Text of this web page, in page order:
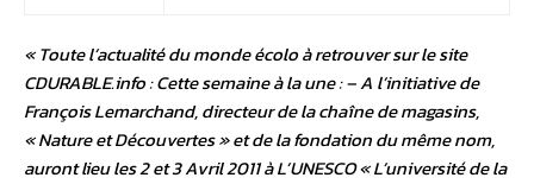
« Toute l’actualité du monde écolo à retrouver sur le site
CDURABLE.info : Cette semaine à la une : – A l’initiative de
François Lemarchand, directeur de la chaîne de magasins,
« Nature et Découvertes » et de la fondation du même nom,
auront lieu les 2 et 3 Avril 2011 à L’UNESCO « L’université de la